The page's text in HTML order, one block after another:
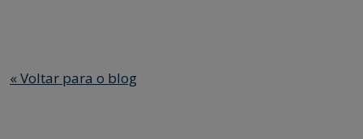
« Voltar para o blog